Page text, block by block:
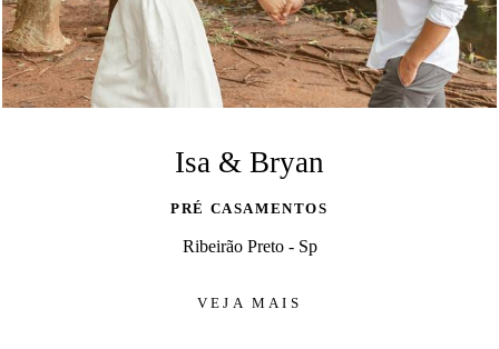
Isa & Bryan
PRÉ CASAMENTOS
Ribeirão Preto - Sp
VEJA MAIS